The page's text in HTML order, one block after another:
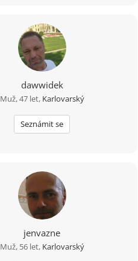
dawwidek
Muž, 47 let, Karlovarský
Seznámit se
jenvazne
Muž, 56 let, Karlovarský